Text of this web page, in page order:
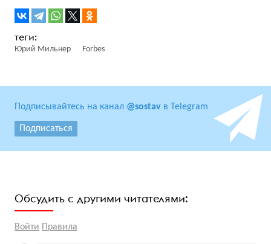
Юрий Мильнер Forbes
Подписывайтесь на канал @sostav в Telegram
Подписаться
Обсудить с другими читателями:
Войти Правила